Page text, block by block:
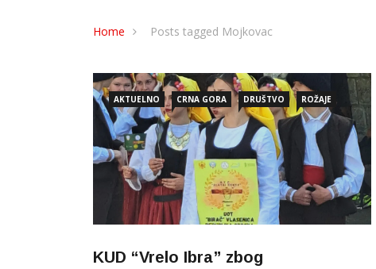
Home Posts tagged Mojkovac
AKTUELNO CRNA GORA DRUŠTVO ROŽAJE
KUD “Vrelo Ibra” zbog